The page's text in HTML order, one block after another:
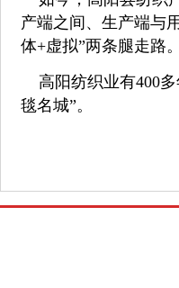
产端之间、生产端与
体+虚拟”两条腿走路。
高阳纺织业有400多
毯名城”。